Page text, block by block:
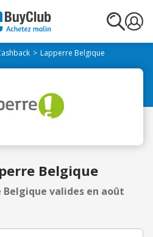
Lapperre Belgique
Belgique
Belgique valides en août